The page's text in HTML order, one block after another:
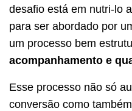
desafio está em nutri-lo
para ser abordado por
um processo bem
acompanhamento e
Esse processo não só
conversão como